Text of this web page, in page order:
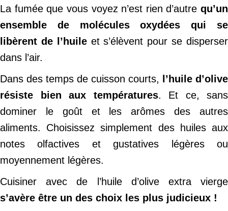
La fumée que vous voyez n’est rien d’autre qu’un
ensemble de molécules oxydées qui se
libèrent de l’huileet s’élèvent pour se disperser
dans l’air.
Dans des temps de cuisson courts,
l’huile d’olive
résiste bien aux températures. Et ce, sans
dominer le goût et les arômes des autres
aliments. Choisissez simplement des huiles aux
notes olfactives et gustatives légères ou
moyennement légères.
Cuisiner avec de l’huile d’olive extra vierge
s’avère être un des choix les plus judicieux !